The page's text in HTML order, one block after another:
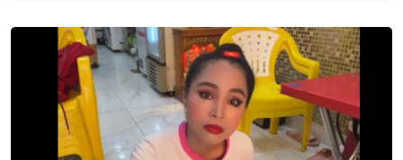
Thời sự 12h
Thời sự 18h
Thời sự 21h30
Bản tin
Chuyên mục
Theo dòng Thời sự